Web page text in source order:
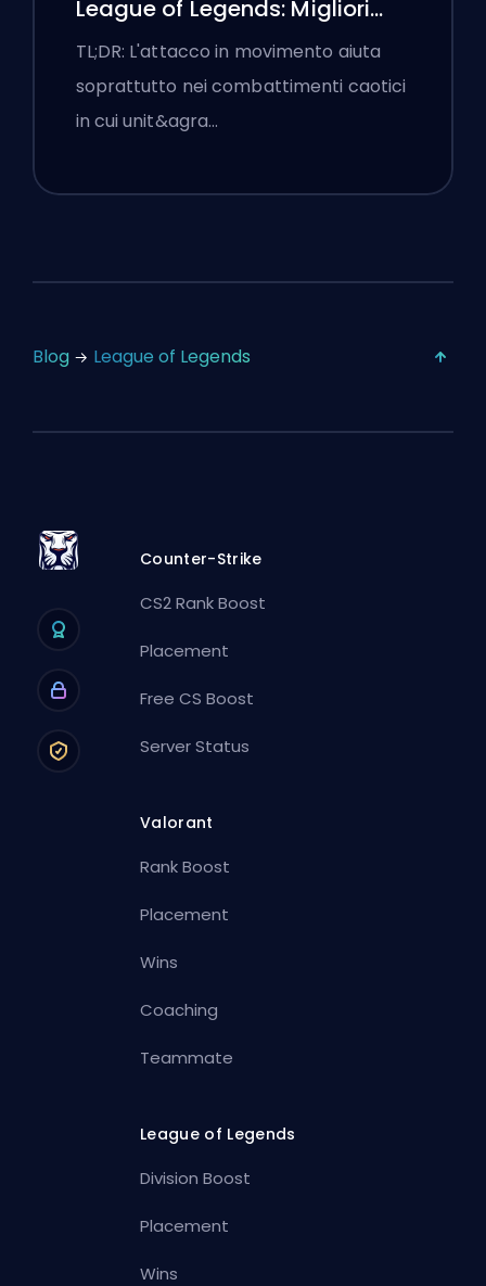
League of Legends: Migliori
Impostazioni
TL;DR: L'attacco in movimento aiuta
soprattutto nei combattimenti caotici
in cui unit&agra…
Blog League of Legends
Counter-Strike
CS2 Rank Boost
Placement
Free CS Boost
Server Status
Valorant
Rank Boost
Placement
Wins
Coaching
Teammate
League of Legends
Division Boost
Placement
Wins